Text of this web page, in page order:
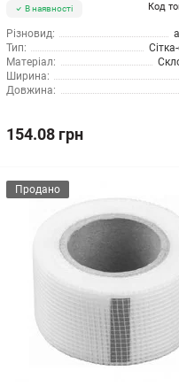
В наявності Код
Різновид:
Тип:
Матеріал:
Ширина:
Довжина:
154.08 грн
Продано